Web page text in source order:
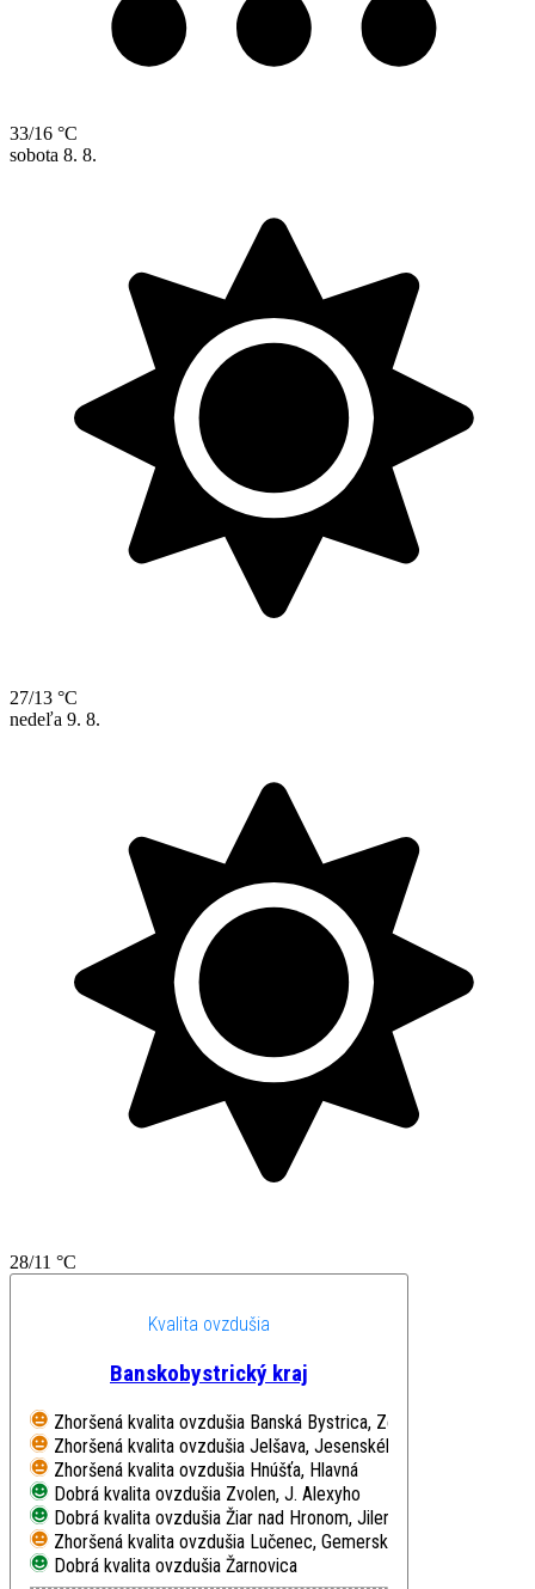
33/16 °C
sobota 8. 8.
27/13 °C
nedeľa 9. 8.
28/11 °C
Kvalita ovzdušia
Banskobystrický kraj
Zhoršená kvalita ovzdušia Banská Bystrica, Zelená
Zhoršená kvalita ovzdušia Jelšava, Jesenského
Zhoršená kvalita ovzdušia Hnúšťa, Hlavná
Dobrá kvalita ovzdušia Zvolen, J. Alexyho
Dobrá kvalita ovzdušia Žiar nad Hronom, Jilemnického
Zhoršená kvalita ovzdušia Lučenec, Gemerská cesta
Dobrá kvalita ovzdušia Žarnovica